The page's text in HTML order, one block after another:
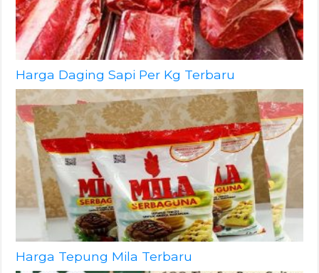
Harga Daging Sapi Per Kg Terbaru
Harga Tepung Mila Terbaru